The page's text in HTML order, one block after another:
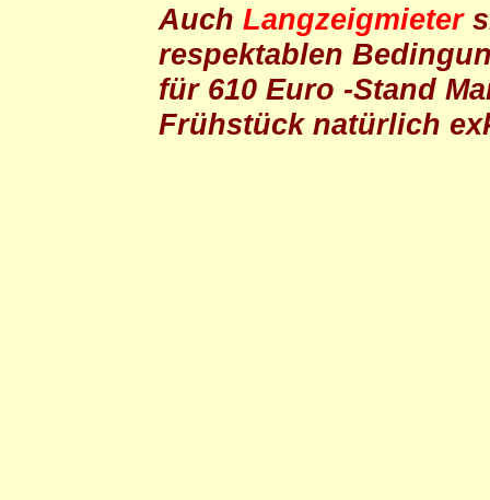
Auch Langzeigmieter
respektablen
für 610 Euro -Stand
Frühstück natürlich